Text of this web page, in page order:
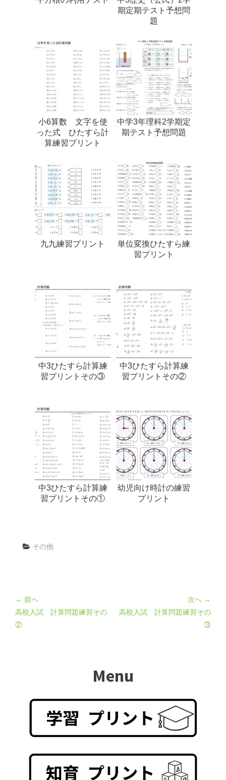
期定期テスト予想問
題
小6算数 文字を使
った式 ひたすら計
算練習プリント
中学3年理科2学期定
期テスト予想問題
九九練習プリント
単位変換ひたすら練
習プリント
中3ひたすら計算練
習プリントその③
中3ひたすら計算練
習プリントその②
中3ひたすら計算練
習プリントその①
幼児向け時計の練習
プリント
その他
← 前へ
高校入試 計算問題練習その
②
次へ →
高校入試 計算問題練習その
③
Menu